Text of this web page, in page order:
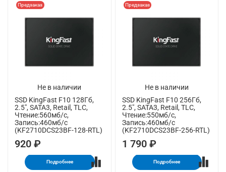
Не в наличии
Предзаказ
SSD KingFast F10 128Гб,
2.5", SATA3, Retail, TLC,
Чтение:560мб/с,
Запись:460мб/с
(KF2710DCS23BF-128-RTL)
920 ₽
Подробнее
Не в наличии
Предзаказ
SSD KingFast F10 256Гб,
2.5", SATA3, Retail, TLC,
Чтение:550мб/с,
Запись:460мб/с
(KF2710DCS23BF-256-RTL)
1 790 ₽
Подробнее